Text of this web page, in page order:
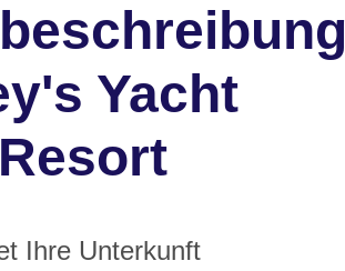
Yacht
Ihre Unterkunft